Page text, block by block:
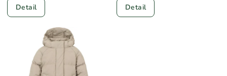
Detail Detail